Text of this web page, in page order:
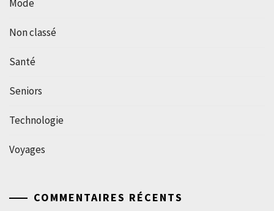
Mode
Non classé
Santé
Seniors
Technologie
Voyages
COMMENTAIRES RÉCENTS